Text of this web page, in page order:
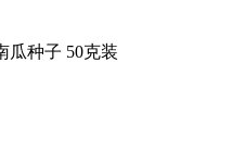
瓜种子 50克装